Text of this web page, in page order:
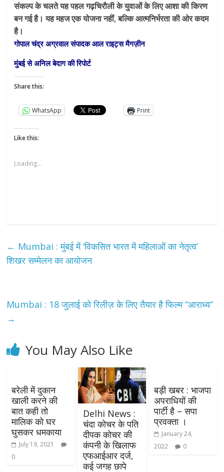
संकल्प के चलते यह पहल गढ़चिरौली के युवाओं के लिए आशा की किरण
बन गई है। यह महज एक योजना नहीं, बल्कि आत्मनिर्भरता की ओर कदम
है।
गोपाल चंद्र अग्रवाल संपादक आल राइट्स मैगज़ीन
मुंबई से अनिल बेदाग की रिपोर्ट
Share this:
WhatsApp Print
Like this:
Loading...
← Mumbai : मुंबई में ‘विकसित भारत में महिलाओं का नेतृत्व’
शिखर सम्मेलन का आयोजन
Mumbai : 18 जुलाई को रिलीज़ के लिए तैयार है फिल्म “आराध्य”
→
You May Also Like
बरेली में दुकान
खाली करने की
बात कही तो
मालिक को घर
घुसकर धमकाया
July 19, 2021
0
Delhi News :
चंदा कोचर के पति
दीपक कोचर की
कंपनी के खिलाफ
एफआईआर दर्ज,
कई जगह छापे
बड़ी खबर : भाजपा
अपराधियों की
पार्टी है – सपा
प्रवक्ता ।
January 24,
2022
0